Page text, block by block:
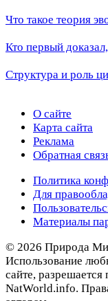
Что такое теория
Кто первый
Структура и роль
О сайте
Карта сайта
Реклама
Обратная
Политика
Для
Материалы
© 2026 Природа
Использование
сайте,
NatWorld.info.